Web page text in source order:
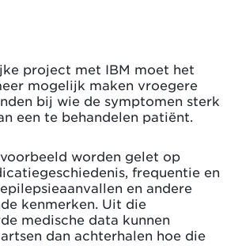
project met IBM moet het
mogelijk maken vroegere
bij wie de symptomen sterk
een te behandelen patiënt.
worden gelet op
frequentie en
en andere
kenmerken. Uit die
medische data kunnen
dan achterhalen hoe die